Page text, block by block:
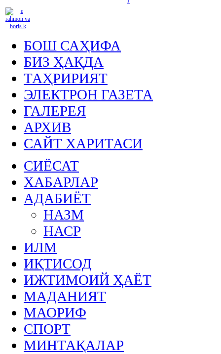
БОШ САҲИФА
БИЗ ҲАҚДА
ТАҲРИРИЯТ
ЭЛЕКТРОН ГАЗЕТА
ГАЛЕРЕЯ
АРХИВ
САЙТ ХАРИТАСИ
СИЁСАТ
ХАБАРЛАР
АДАБИЁТ
НАЗМ
НАСР
ИЛМ
ИҚТИСОД
ИЖТИМОИЙ ҲАЁТ
МАДАНИЯТ
МАОРИФ
СПОРТ
МИНТАҚАЛАР